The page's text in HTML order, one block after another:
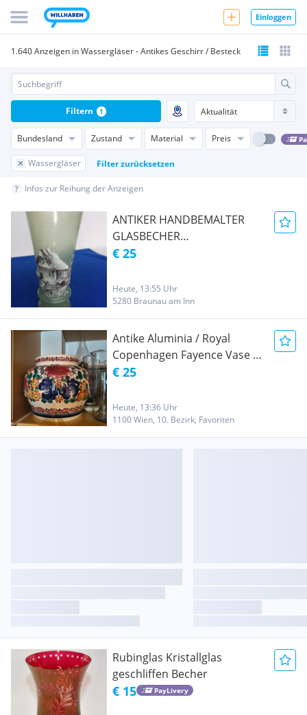
Einloggen
1.640 Anzeigen in Wassergläser - Antikes Geschirr / Besteck
Bundesland Zustand Material Preis
Wassergläser Filter zurücksetzen
Filtern 1
Infos zur Reihung der Anzeigen
ANTIKER HANDBEMALTER
GLASBECHER
WUNDERSCHÖN BEMALT *
*MILCHGLAS
€ 25
Heute, 13:55 Uhr
5280 Braunau am Inn
Antike Aluminia / Royal
Copenhagen Fayence Vase -
Dänemark - Handbemalt
€ 25
Heute, 13:36 Uhr
1100 Wien, 10. Bezirk, Favoriten
Rubinglas Kristallglas
geschliffen Becher
€ 15 PayLivery